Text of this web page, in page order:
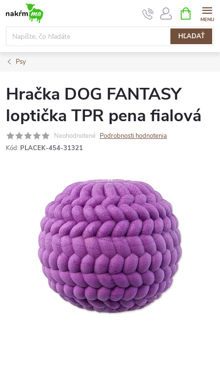
na
obsah
HĽADAŤ
KOŠÍK
Psy
Hračka DOG FANTASY
loptička TPR pena fialová
Neohodnotené Podrobnosti hodnotenia
Kód: PLACEK-454-31321